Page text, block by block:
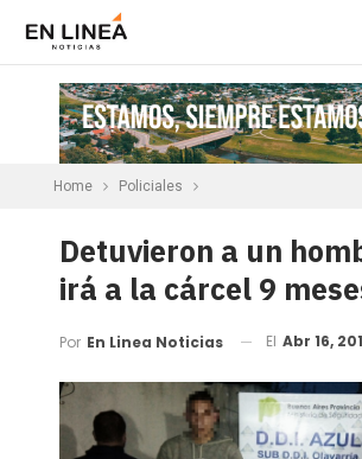
Home Policiales
Detuvieron a un
irá a la cárcel 9
Por En Linea Noticias El Abr 16,